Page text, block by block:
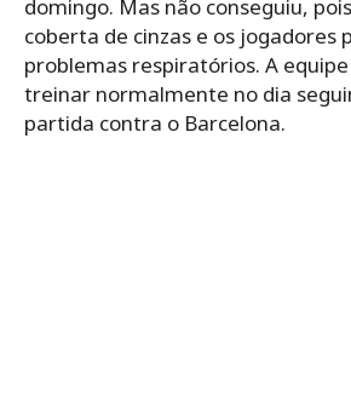
domingo. Mas não conseguiu,
coberta de cinzas e os jogadores
problemas respiratórios. A
treinar normalmente no dia
partida contra o Barcelona.